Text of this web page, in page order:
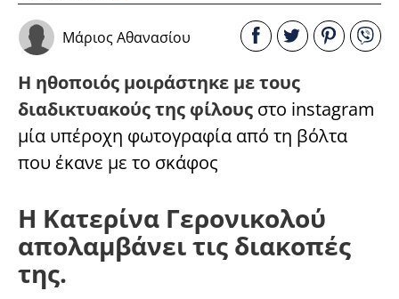
Μάριος Αθανασίου
Η ηθοποιός μοιράστηκε με τους
διαδικτυακούς της φίλους στο instagram
μία υπέροχη φωτογραφία από τη βόλτα
που έκανε με το σκάφος
Η Κατερίνα Γερονικολού
απολαμβάνει τις διακοπές
της.